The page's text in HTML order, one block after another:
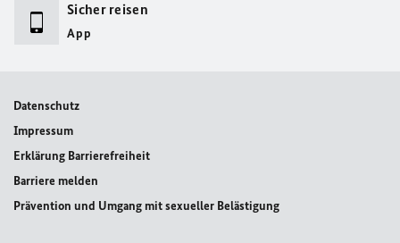
Sicher reisen
App
Datenschutz
Impressum
Erklärung Barrierefreiheit
Barriere melden
Prävention und Umgang mit sexueller Belästigung